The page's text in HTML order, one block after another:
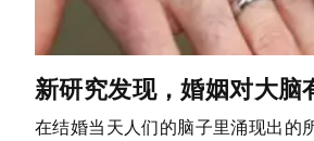
新研究发现，婚姻对大脑
在结婚当天人们的脑子里涌现出的